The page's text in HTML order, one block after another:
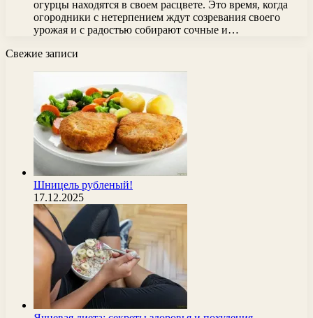
огурцы находятся в своем расцвете. Это время, когда
огородники с нетерпением ждут созревания своего
урожая и с радостью собирают сочные и…
Свежие записи
Шницель рубленый!
17.12.2025